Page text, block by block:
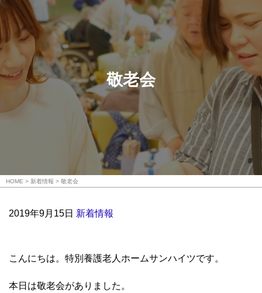
敬老会
HOME 新着情報 敬老会
2019年9月15日 新着情報
こんにちは。特別養護老人ホームサンハイツです。
本日は敬老会がありました。